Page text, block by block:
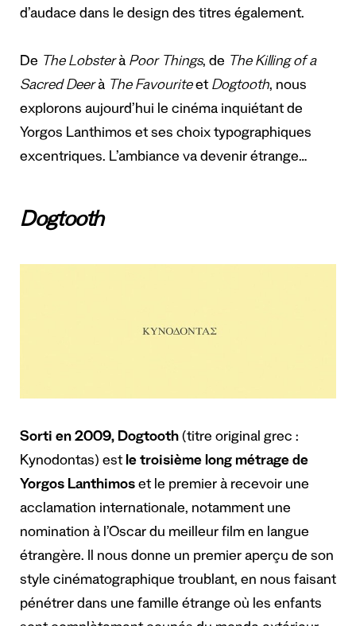
d’audace dans le design des titres également.
De The Lobsterà Poor Things, de The Killing of a
Sacred Deerà The Favouriteet Dogtooth, nous
explorons aujourd’hui le cinéma inquiétant de
Yorgos Lanthimos et ses choix typographiques
excentriques. L’ambiance va devenir étrange…
Dogtooth
Sorti en 2009, Dogtooth (titre original grec :
Kynodontas) est le troisième long métrage de
Yorgos Lanthimos et le premier à recevoir une
acclamation internationale, notamment une
nomination à l’Oscar du meilleur film en langue
étrangère. Il nous donne un premier aperçu de son
style cinématographique troublant, en nous faisant
pénétrer dans une famille étrange où les enfants